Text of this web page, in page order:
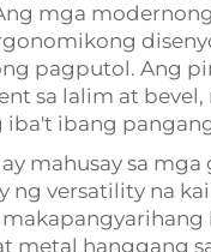
mga
pagputol. Ang
sa lalim at
iba't ibang
mahusay sa
versatility na
metal hanggang